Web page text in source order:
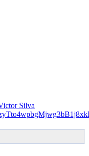
Silva